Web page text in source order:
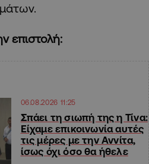
επιστολή:
06.08.2026 11:25
Σπάει τη σιωπή της η Τίνα:
Είχαμε επικοινωνία αυτές
τις μέρες με την Αννίτα,
ίσως όχι όσο θα ήθελε